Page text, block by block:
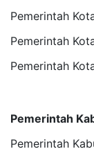
Pemerintah
Pemerintah
Pemerintah
Pemerintah
Pemerintah